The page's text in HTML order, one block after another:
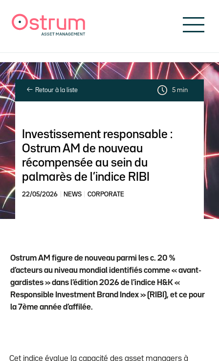
Retour à la liste 5 min
Investissement responsable :
Ostrum AM de nouveau
récompensée au sein du
palmarès de l’indice RIBI
22/05/2026 NEWS CORPORATE
Ostrum AM figure de nouveau parmi les c. 20 %
d’acteurs au niveau mondial identifiés comme « avant-
gardistes » dans l’édition 2026 de l’indice H&K «
Responsible Investment Brand Index » (RIBI), et ce pour
la 7ème année d’affilée.
Cet indice évalue la capacité des asset managers à